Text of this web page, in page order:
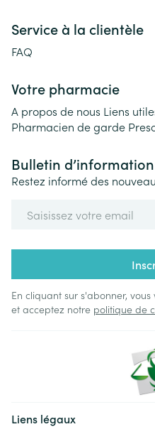
Service à la clientèle
FAQ
Votre pharmacie
A propos de nous Liens
Pharmacien de garde
Bulletin d’information
Restez informé des
En cliquant sur s'abonner,
et acceptez notre politique de
Liens légaux